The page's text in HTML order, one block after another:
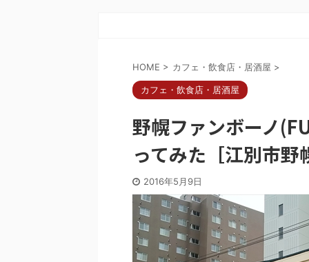
HOME > カフェ・飲食店・居酒屋 >
カフェ・飲食店・居酒屋
野幌ファンボーノ
ってみた［江別市野
2016年5月9日